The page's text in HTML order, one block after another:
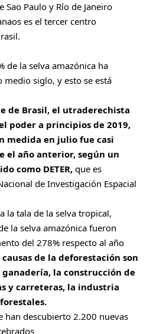
Sao Paulo y Río de Janeiro
es el tercer centro
de la selva amazónica ha
siglo, y esto se está
de Brasil, el utraderechista
poder a principios de 2019,
medida en julio fue casi
el año anterior, según un
como DETER,que es
de Investigación Espacial
la tala de la selva tropical,
la selva amazónica fueron
del 278% respecto al año
de la deforestación son
la construcción de
y carreteras, la industria
han descubierto 2.200 nuevas